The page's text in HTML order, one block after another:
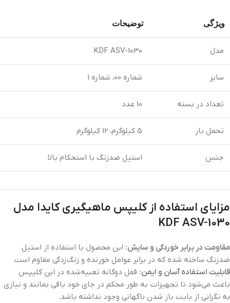
ویژگی توضیحات
مدل KDF ASV-1030
سایز شماره 00، شماره 1
تعداد در بسته 10 عدد
تحمل بار 5 کیلوگرم، 12 کیلوگرم
جنس استیل ضدزنگ با استحکام بالا
مزایای استفاده از کلیپس ماهیگیری کایدا مدل
KDF ASV-1030
مقاومت در برابر خوردگی و سایش: این محصول با استفاده از استیل
ضدزنگ ساخته شده که در برابر عوامل خورنده و زنگ‌زدگی مقاوم است.
قابلیت استفاده آسان و ایمن: قفل دوگانه تعبیه‌شده در این کلیپس
باعث می‌شود تا تجهیزات به طور محکم در جای خود باقی بمانند و نیازی
به نگرانی از بابت باز شدن ناگهانی وجود نداشته باشد.